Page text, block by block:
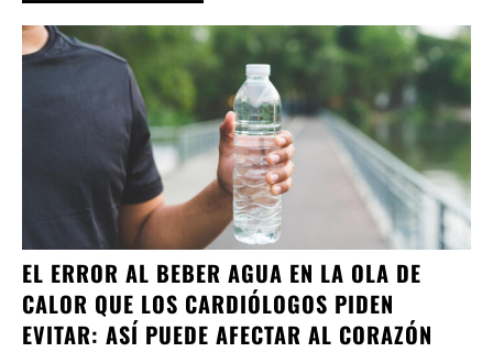
EL ERROR AL BEBER AGUA EN LA OLA DE
CALOR QUE LOS CARDIÓLOGOS PIDEN
EVITAR: ASÍ PUEDE AFECTAR AL CORAZÓN